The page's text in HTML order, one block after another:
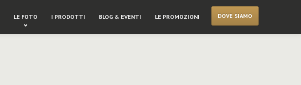
LE FOTO I PRODOTTI BLOG & EVENTI LE PROMOZIONI DOVE SIAMO